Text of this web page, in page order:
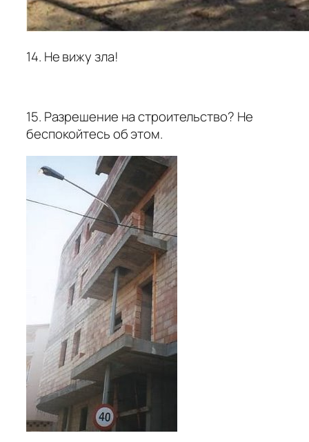
14. Не вижу зла!
15. Разрешение на строительство? Не
беспокойтесь об этом.